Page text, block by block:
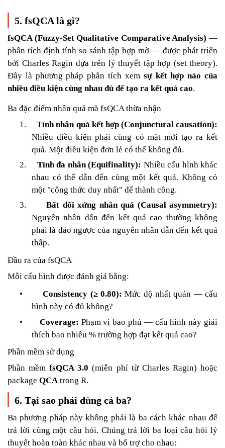
5. fsQCA là gì?
fsQCA (Fuzzy-Set Qualitative Comparative Analysis) —
phân tích định tính so sánh tập hợp mờ — được phát triển
bởi Charles Ragin dựa trên lý thuyết tập hợp (set theory).
Đây là phương pháp phân tích xem sự kết hợp nào của
nhiều điều kiện cùng nhau đủ để tạo ra kết quả cao.
Ba đặc điểm nhân quả mà fsQCA thừa nhận
1.
Tính nhân quả kết hợp (Conjunctural causation):
Nhiều điều kiện phải cùng có mặt mới tạo ra kết
quả. Một điều kiện đơn lẻ có thể không đủ.
2.
Tính đa nhân (Equifinality): Nhiều cấu hình khác
nhau có thể dẫn đến cùng một kết quả. Không có
một "công thức duy nhất" để thành công.
3.
Bất đối xứng nhân quả (Causal asymmetry):
Nguyên nhân dẫn đến kết quả cao thường không
phải là đảo ngược của nguyên nhân dẫn đến kết quả
thấp.
Đầu ra của fsQCA
Mỗi cấu hình được đánh giá bằng:
•
Consistency (≥ 0.80):Mức độ nhất quán — cấu
hình này có đủ không?
•
Coverage: Phạm vi bao phủ — cấu hình này giải
thích bao nhiêu % trường hợp đạt kết quả cao?
Phần mềm sử dụng
Phần mềmfsQCA 3.0 (miễn phí từ Charles Ragin) hoặc
package QCAtrong R.
6. Tại sao phải dùng cả ba?
Ba phương pháp này không phải là ba cách khác nhau để
trả lời cùng một câu hỏi. Chúng trả lời ba loại câu hỏi lý
thuyết hoàn toàn khác nhau và bổ trợ cho nhau: